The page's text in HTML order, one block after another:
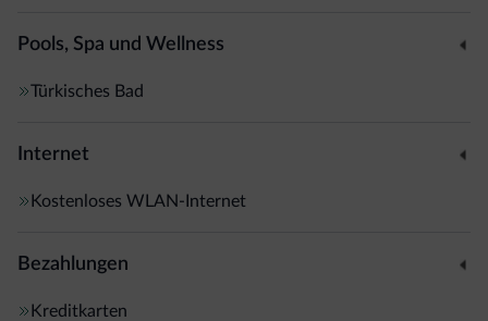
Pools, Spa und Wellness
Türkisches Bad
Internet
Kostenloses WLAN-Internet
Bezahlungen
Kreditkarten